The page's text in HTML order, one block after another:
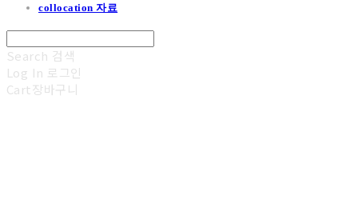
collocation 자료
Search 검색
Log In 로그인
Cart장바구니